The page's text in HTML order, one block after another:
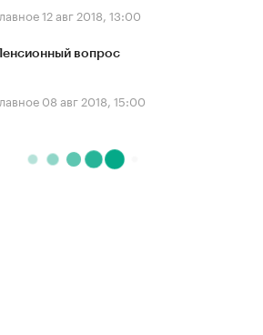
12 авг 2018, 13:00
Пенсионный вопрос
08 авг 2018, 15:00